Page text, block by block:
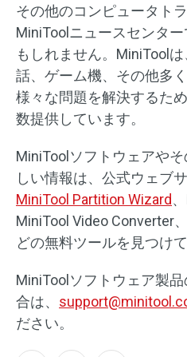
その他のコンピュータト
MiniToolニュースセンタ
もしれません。MiniTool
話、ゲーム機、その他多
様々な問題を解決するた
数提供しています。
MiniToolソフトウェアや
しい情報は、公式ウェブ
MiniTool Partition Wizard
MiniTool Video Converter、
どの無料ツールを見つけ
MiniToolソフトウェア製
合は、
ださい。